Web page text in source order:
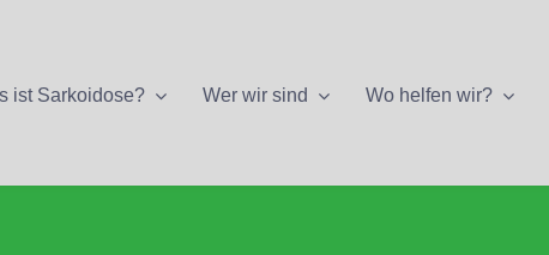
ist Sarkoidose? Wer wir sind Wo helfen wir?